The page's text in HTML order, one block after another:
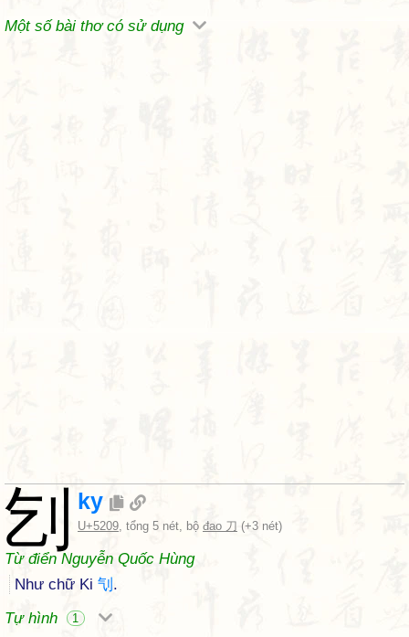
Một số bài thơ có sử dụng
刉 ky
U+5209, tổng 5 nét, bộ đao 刀 (+3 nét)
Từ điển Nguyễn Quốc Hùng
Như chữ Ki 刏 .
Tự hình
1